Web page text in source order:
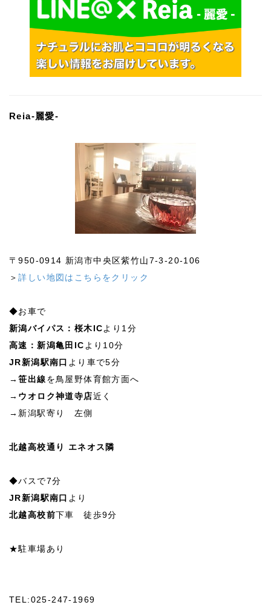
Reia-麗愛-
〒950-0914 新潟市中央区紫竹山7-3-20-106
＞詳しい地図はこちらをクリック
◆お車で
新潟バイパス：桜木ICより1分
高速：新潟亀田IC より10分
JR新潟駅南口 より車で5分
→笹出線を鳥屋野体育館方面へ
→ ウオロク神道寺店近く
→新潟駅寄り 左側
北越高校通り エネオス隣
◆バスで7分
JR新潟駅南口 より
北越高校前下車 徒歩9分
★駐車場あり
TEL:025-247-1969